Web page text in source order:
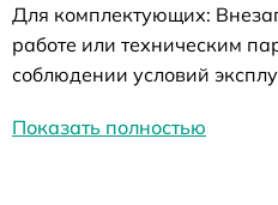
Для комплектующих:
работе или техническим
соблюдении условий
Показать полностью